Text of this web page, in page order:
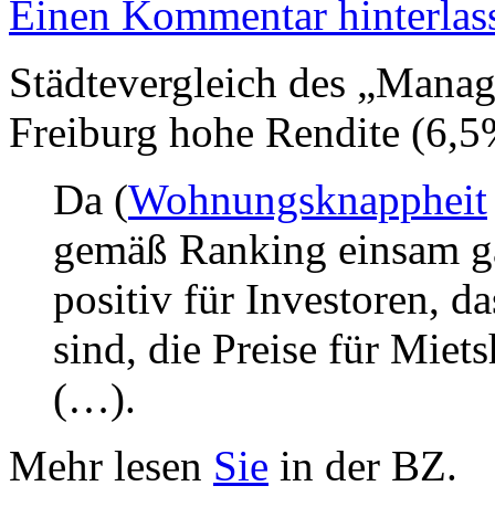
Einen Kommentar
Städtevergleich des
Freiburg hohe Rendite
Da (Wohnungsknappheit
gemäß Ranking einsam
positiv für Investoren,
sind, die Preise für
(…).
Mehr lesen Sie in der BZ.